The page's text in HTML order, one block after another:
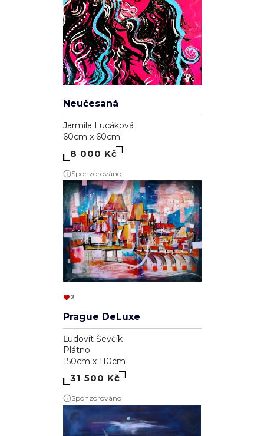
Neučesaná
Jarmila Lucáková
60cm x 60cm
8 000 Kč
Sponzorováno
2
Prague DeLuxe
Ľudovít Ševčík
Plátno
150cm x 110cm
31 500 Kč
Sponzorováno